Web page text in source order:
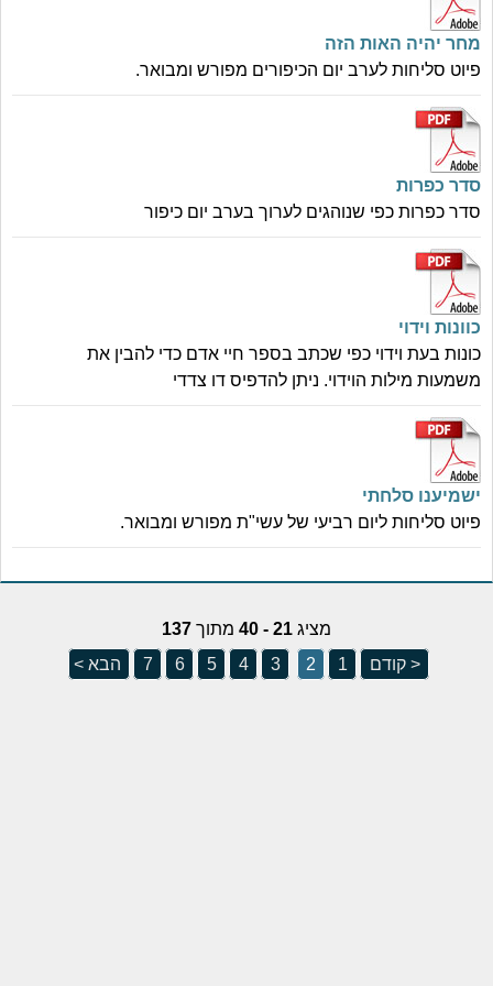
מחר יהיה האות הזה
פיוט סליחות לערב יום הכיפורים מפורש ומבואר.
סדר כפרות
סדר כפרות כפי שנוהגים לערוך בערב יום כיפור
כוונות וידוי
כונות בעת וידוי כפי שכתב בספר חיי אדם כדי להבין את
משמעות מילות הוידוי. ניתן להדפיס דו צדדי
ישמיענו סלחתי
פיוט סליחות ליום רביעי של עשי"ת מפורש ומבואר.
מציג 21 - 40 מתוך 137
< קודם
1
2
3
4
5
6
7 הבא >